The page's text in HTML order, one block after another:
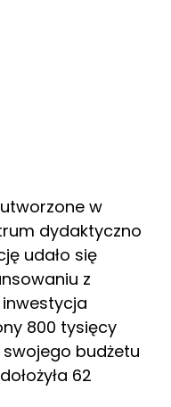
utworzone w
dydaktyczno
udało się
z
inwestycja
800 tysięcy
swojego budżetu
62